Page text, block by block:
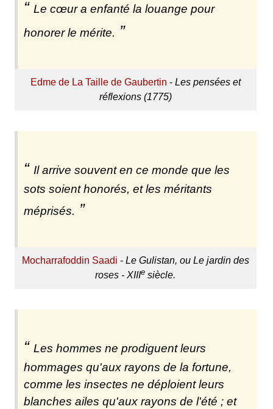
Le cœur a enfanté la louange pour
honorer le mérite.
Edme de La Taille de Gaubertin - Les pensées et
réflexions (1775)
Il arrive souvent en ce monde que les
sots soient honorés, et les méritants
méprisés.
Mocharrafoddin Saadi - Le Gulistan, ou Le jardin des
roses - XIIIe siècle.
Les hommes ne prodiguent leurs
hommages qu'aux rayons de la fortune,
comme les insectes ne déploient leurs
blanches ailes qu'aux rayons de l'été ; et